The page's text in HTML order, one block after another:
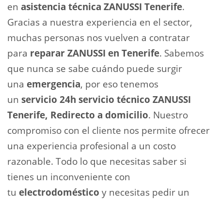
en asistencia técnica ZANUSSI Tenerife.
Gracias a nuestra experiencia en el sector,
muchas personas nos vuelven a contratar
para reparar ZANUSSI en Tenerife. Sabemos
que nunca se sabe cuándo puede surgir
una emergencia, por eso tenemos
un servicio 24h servicio técnico ZANUSSI
Tenerife, Redirecto a domicilio. Nuestro
compromiso con el cliente nos permite ofrecer
una experiencia profesional a un costo
razonable. Todo lo que necesitas saber si
tienes un inconveniente con
tu electrodoméstico y necesitas pedir un